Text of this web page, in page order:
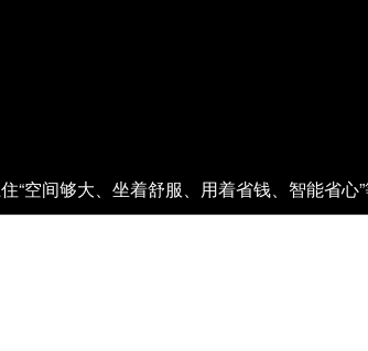
“空间够大、坐着舒服、用着省钱、智能省心”